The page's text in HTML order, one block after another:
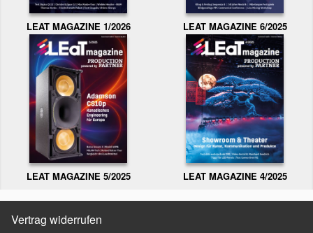
LEAT MAGAZINE 1/2026 LEAT MAGAZINE 6/2025
LEAT MAGAZINE 5/2025 LEAT MAGAZINE 4/2025
Vertrag widerrufen